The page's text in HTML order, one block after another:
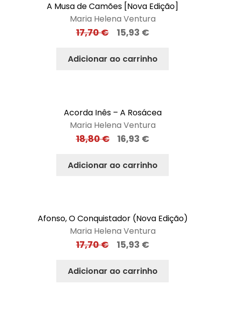
A Musa de Camões [Nova Edição]
Maria Helena Ventura
17,70€ 15,93 €
Adicionar ao carrinho
Acorda Inês – A Rosácea
Maria Helena Ventura
18,80€ 16,93 €
Adicionar ao carrinho
Afonso, O Conquistador (Nova Edição)
Maria Helena Ventura
17,70€ 15,93 €
Adicionar ao carrinho